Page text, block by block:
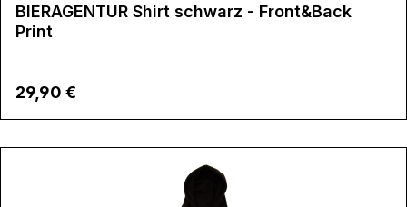
BIERAGENTUR Shirt schwarz - Front&Back
Print
Regulärer Preis:
29,90 €